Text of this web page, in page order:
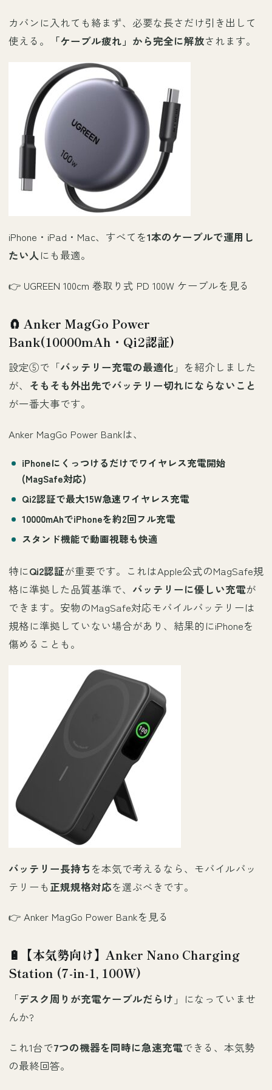
カバンに入れても絡まず、必要な長さだけ引き出して
使える。
「ケーブル疲れ」から完全に解放されます。
iPhone・iPad・Mac、すべてを1本のケーブルで運用し
たい人にも最適。
👉 UGREEN 100cm 巻取り式 PD 100W ケーブルを見る
🧲 Anker MagGo Power
Bank(10000mAh・Qi2認証)
設定⑤で「バッテリー充電の最適化 」を紹介しました
が、 そもそも外出先でバッテリー切れにならないこと
が一番大事です。
Anker MagGo Power Bankは、
iPhoneにくっつけるだけでワイヤレス充電開始
(MagSafe対応)
Qi2認証で最大15W急速ワイヤレス充電
10000mAhでiPhoneを約2回フル充電
スタンド機能で動画視聴も快適
特にQi2認証が重要です。これはApple公式のMagSafe規
格に準拠した品質基準で、 バッテリーに優しい充電が
できます。安物のMagSafe対応モバイルバッテリーは
規格に準拠していない場合があり、結果的にiPhoneを
傷めることも。
バッテリー長持ち を本気で考えるなら、モバイルバッ
テリーも 正規規格対応を選ぶべきです。
👉 Anker MagGo Power Bankを見る
🔋【本気勢向け】Anker Nano Charging
Station (7-in-1, 100W)
「デスク周りが充電ケーブルだらけ 」になっていませ
んか?
これ1台で7つの機器を同時に急速充電できる、本気勢
の最終回答。